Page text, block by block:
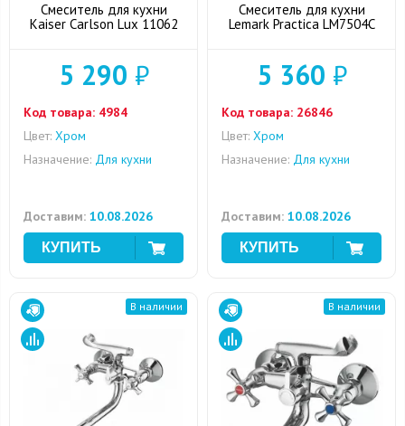
Смеситель для кухни
Kaiser Carlson Lux 11062
5 290 ₽
Код товара: 4984
Цвет: Хром
Назначение: Для кухни
Доставим: 10.08.2026
Смеситель для кухни
Lemark Practica LM7504C
5 360 ₽
Код товара: 26846
Цвет: Хром
Назначение: Для кухни
Доставим: 10.08.2026
В наличии В наличии